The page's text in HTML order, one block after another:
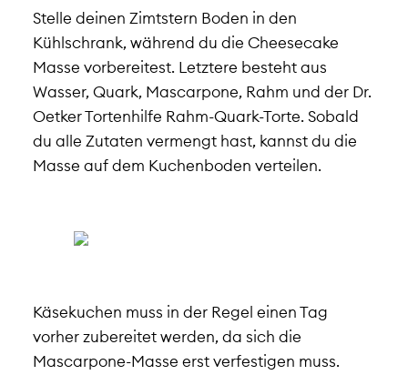
Stelle deinen Zimtstern Boden in den
Kühlschrank, während du die Cheesecake
Masse vorbereitest. Letztere besteht aus
Wasser, Quark, Mascarpone, Rahm und der Dr.
Oetker Tortenhilfe Rahm-Quark-Torte. Sobald
du alle Zutaten vermengt hast, kannst du die
Masse auf dem Kuchenboden verteilen.
Käsekuchen muss in der Regel einen Tag
vorher zubereitet werden, da sich die
Mascarpone-Masse erst verfestigen muss.